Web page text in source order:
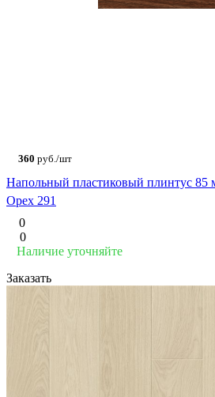
360 руб./шт
Напольный пластиковый плинтус 85
Орех 291
0
0
Наличие уточняйте
Заказать